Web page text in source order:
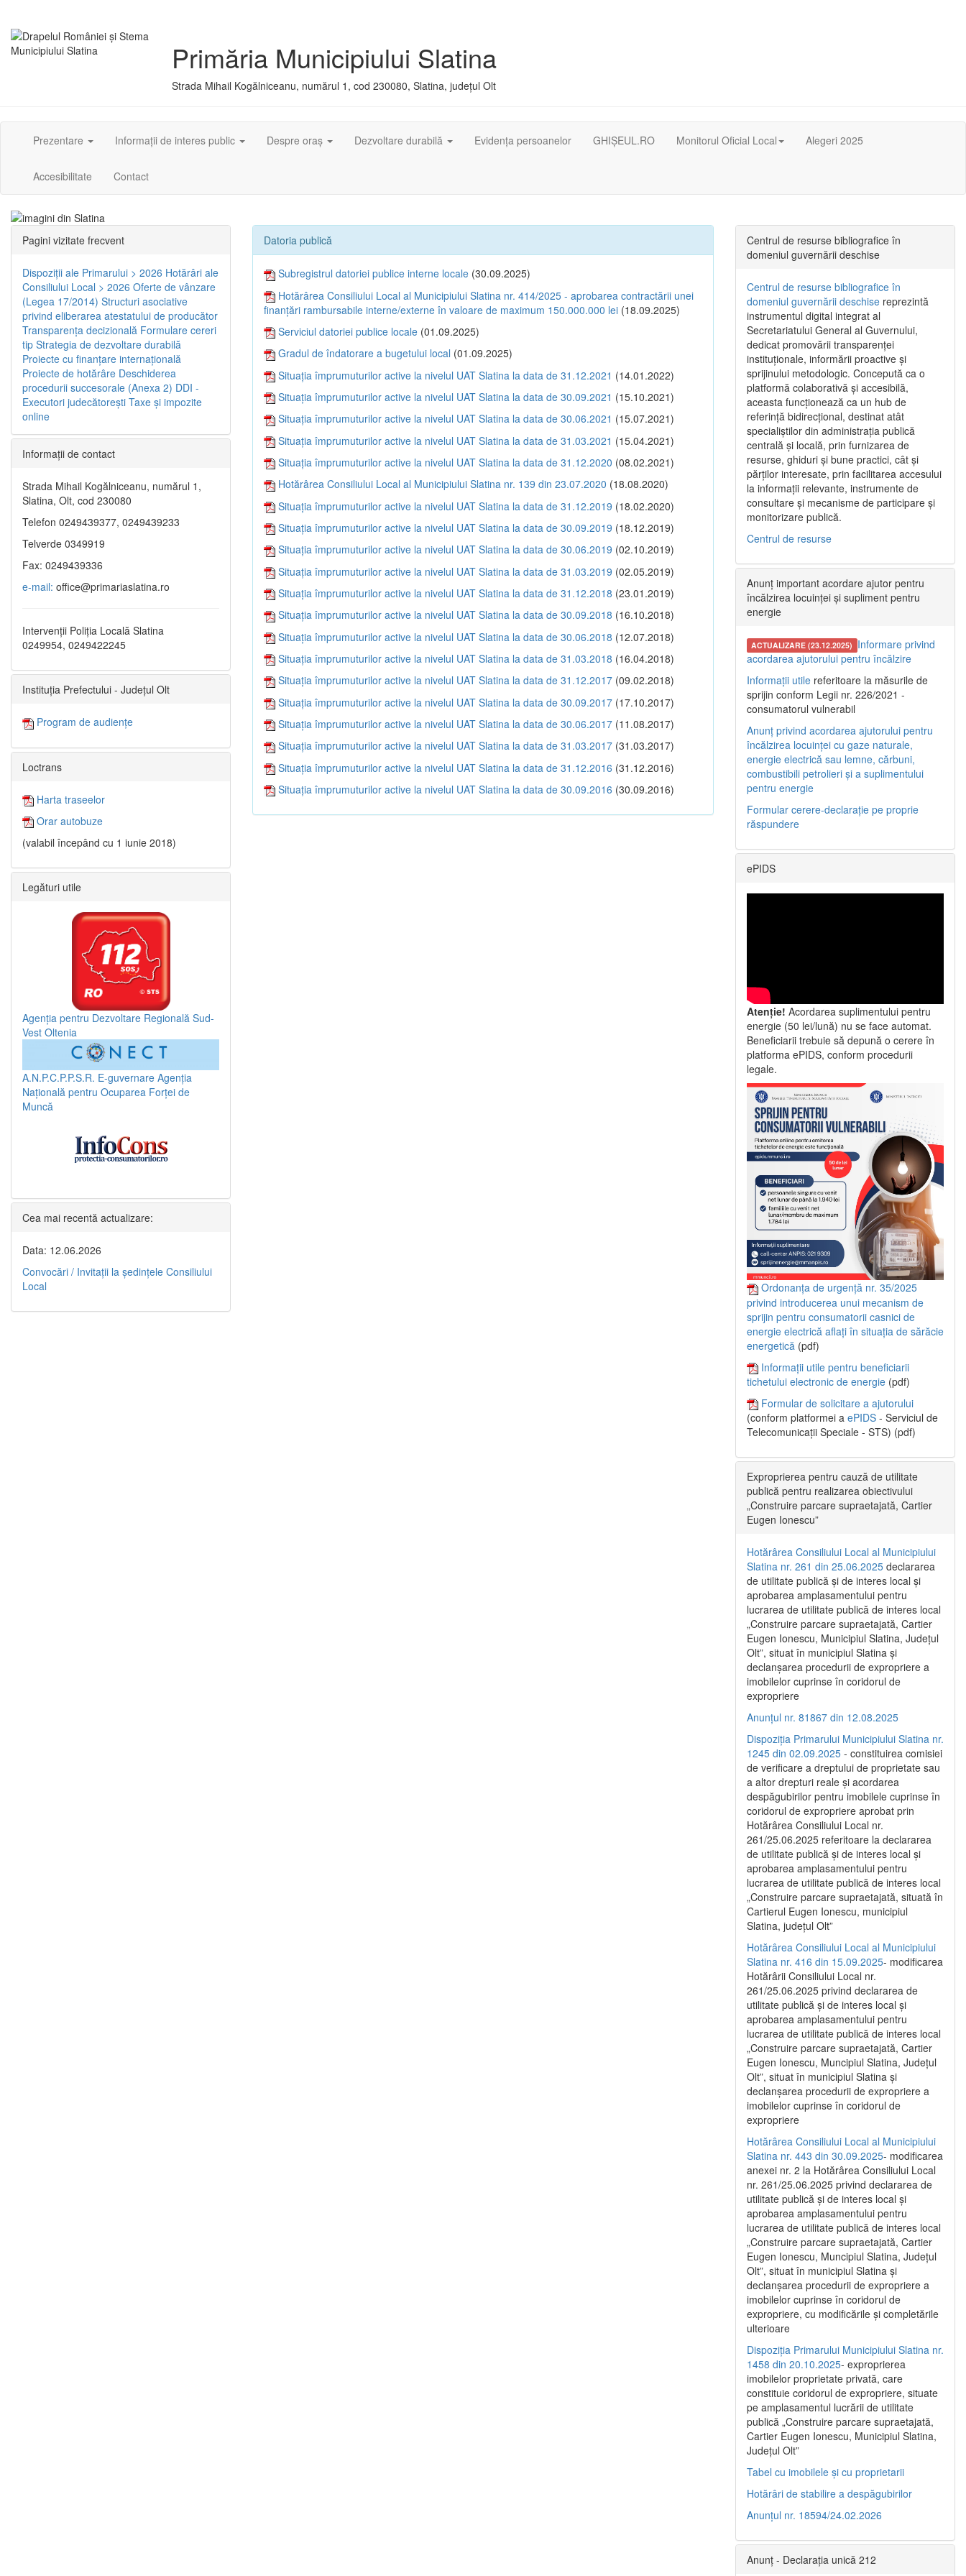
Primăria Municipiului Slatina
Strada Mihail Kogălniceanu, numărul 1, cod 230080, Slatina, județul Olt
Prezentare Informații de interes public Despre oraș Dezvoltare durabilă Evidența persoanelor GHIȘEUL.RO Monitorul Oficial Local Alegeri 2025
Accesibilitate Contact
Datoria publică
Subregistrul datoriei publice interne locale (30.09.2025)
Hotărârea Consiliului Local al Municipiului Slatina nr. 414/2025 - aprobarea contractării unei
finanțări rambursabile interne/externe în valoare de maximum 150.000.000 lei (18.09.2025)
Serviciul datoriei publice locale (01.09.2025)
Gradul de îndatorare a bugetului local (01.09.2025)
Situația împrumuturilor active la nivelul UAT Slatina la data de 31.12.2021 (14.01.2022)
Situația împrumuturilor active la nivelul UAT Slatina la data de 30.09.2021 (15.10.2021)
Situația împrumuturilor active la nivelul UAT Slatina la data de 30.06.2021 (15.07.2021)
Situația împrumuturilor active la nivelul UAT Slatina la data de 31.03.2021 (15.04.2021)
Situația împrumuturilor active la nivelul UAT Slatina la data de 31.12.2020 (08.02.2021)
Hotărârea Consiliului Local al Municipiului Slatina nr. 139 din 23.07.2020 (18.08.2020)
Situația împrumuturilor active la nivelul UAT Slatina la data de 31.12.2019 (18.02.2020)
Situația împrumuturilor active la nivelul UAT Slatina la data de 30.09.2019 (18.12.2019)
Situația împrumuturilor active la nivelul UAT Slatina la data de 30.06.2019 (02.10.2019)
Situația împrumuturilor active la nivelul UAT Slatina la data de 31.03.2019 (02.05.2019)
Situația împrumuturilor active la nivelul UAT Slatina la data de 31.12.2018 (23.01.2019)
Situația împrumuturilor active la nivelul UAT Slatina la data de 30.09.2018 (16.10.2018)
Situația împrumuturilor active la nivelul UAT Slatina la data de 30.06.2018 (12.07.2018)
Situația împrumuturilor active la nivelul UAT Slatina la data de 31.03.2018 (16.04.2018)
Situația împrumuturilor active la nivelul UAT Slatina la data de 31.12.2017 (09.02.2018)
Situația împrumuturilor active la nivelul UAT Slatina la data de 30.09.2017 (17.10.2017)
Situația împrumuturilor active la nivelul UAT Slatina la data de 30.06.2017 (11.08.2017)
Situația împrumuturilor active la nivelul UAT Slatina la data de 31.03.2017 (31.03.2017)
Situația împrumuturilor active la nivelul UAT Slatina la data de 31.12.2016 (31.12.2016)
Situația împrumuturilor active la nivelul UAT Slatina la data de 30.09.2016 (30.09.2016)
Pagini vizitate frecvent
Dispoziţii ale Primarului > 2026 Hotărâri ale
Consiliului Local > 2026 Oferte de vânzare
(Legea 17/2014) Structuri asociative
privind eliberarea atestatului de producător
Transparenţa decizională Formulare cereri
tip Strategia de dezvoltare durabilă
Proiecte cu finanţare internaţională
Proiecte de hotărâre Deschiderea
procedurii succesorale (Anexa 2) DDI -
Executori judecătorești Taxe şi impozite
online
Informaţii de contact
Strada Mihail Kogălniceanu, numărul 1,
Slatina, Olt, cod 230080
Telefon 0249439377, 0249439233
Telverde 0349919
Fax: 0249439336
e-mail: office@primariaslatina.ro
Intervenții Poliția Locală Slatina
0249954, 0249422245
Instituția Prefectului - Județul Olt
Program de audiențe
Loctrans
Harta traseelor
Orar autobuze
(valabil începând cu 1 iunie 2018)
Legături utile
Agenția pentru Dezvoltare Regională Sud-
Vest Oltenia
A.N.P.C.P.P.S.R. E-guvernare Agenția
Națională pentru Ocuparea Forței de
Muncă
Cea mai recentă actualizare:
Data: 12.06.2026
Convocări / Invitaţii la şedinţele Consiliului
Local
Centrul de resurse bibliografice în
domeniul guvernării deschise
Centrul de resurse bibliografice în
domeniul guvernării deschise reprezintă
instrumentul digital integrat al
Secretariatului General al Guvernului,
dedicat promovării transparenței
instituționale, informării proactive și
sprijinului metodologic. Concepută ca o
platformă colaborativă și accesibilă,
aceasta funcționează ca un hub de
referință bidirecțional, destinat atât
specialiștilor din administrația publică
centrală și locală, prin furnizarea de
resurse, ghiduri și bune practici, cât și
părților interesate, prin facilitarea accesului
la informații relevante, instrumente de
consultare și mecanisme de participare și
monitorizare publică.
Centrul de resurse
Anunț important acordare ajutor pentru
încălzirea locuinței și supliment pentru
energie
ACTUALIZARE (23.12.2025) Informare privind
acordarea ajutorului pentru încălzire
Informații utile referitoare la măsurile de
sprijin conform Legii nr. 226/2021 -
consumatorul vulnerabil
Anunț privind acordarea ajutorului pentru
încălzirea locuinței cu gaze naturale,
energie electrică sau lemne, cărbuni,
combustibili petrolieri și a suplimentului
pentru energie
Formular cerere-declarație pe proprie
răspundere
ePIDS
Atenție! Acordarea suplimentului pentru
energie (50 lei/lună) nu se face automat.
Beneficiarii trebuie să depună o cerere în
platforma ePIDS, conform procedurii
legale.
Ordonanța de urgență nr. 35/2025
privind introducerea unui mecanism de
sprijin pentru consumatorii casnici de
energie electrică aflați în situația de sărăcie
energetică (pdf)
Informații utile pentru beneficiarii
tichetului electronic de energie (pdf)
Formular de solicitare a ajutorului
(conform platformei a ePIDS - Serviciul de
Telecomunicații Speciale - STS) (pdf)
Exproprierea pentru cauză de utilitate
publică pentru realizarea obiectivului
„Construire parcare supraetajată, Cartier
Eugen Ionescu”
Hotărârea Consiliului Local al Municipiului
Slatina nr. 261 din 25.06.2025 declararea
de utilitate publică și de interes local și
aprobarea amplasamentului pentru
lucrarea de utilitate publică de interes local
„Construire parcare supraetajată, Cartier
Eugen Ionescu, Municipiul Slatina, Județul
Olt”, situat în municipiul Slatina și
declanșarea procedurii de expropriere a
imobilelor cuprinse în coridorul de
expropriere
Anunțul nr. 81867 din 12.08.2025
Dispoziția Primarului Municipiului Slatina nr.
1245 din 02.09.2025 - constituirea comisiei
de verificare a dreptului de proprietate sau
a altor drepturi reale și acordarea
despăgubirilor pentru imobilele cuprinse în
coridorul de expropriere aprobat prin
Hotărârea Consiliului Local nr.
261/25.06.2025 referitoare la declararea
de utilitate publică și de interes local și
aprobarea amplasamentului pentru
lucrarea de utilitate publică de interes local
„Construire parcare supraetajată, situată în
Cartierul Eugen Ionescu, municipiul
Slatina, județul Olt”
Hotărârea Consiliului Local al Municipiului
Slatina nr. 416 din 15.09.2025- modificarea
Hotărârii Consiliului Local nr.
261/25.06.2025 privind declararea de
utilitate publică și de interes local și
aprobarea amplasamentului pentru
lucrarea de utilitate publică de interes local
„Construire parcare supraetajată, Cartier
Eugen Ionescu, Muncipiul Slatina, Județul
Olt”, situat în municipiul Slatina și
declanșarea procedurii de expropriere a
imobilelor cuprinse în coridorul de
expropriere
Hotărârea Consiliului Local al Municipiului
Slatina nr. 443 din 30.09.2025- modificarea
anexei nr. 2 la Hotărârea Consiliului Local
nr. 261/25.06.2025 privind declararea de
utilitate publică şi de interes local şi
aprobarea amplasamentului pentru
lucrarea de utilitate publică de interes local
„Construire parcare supraetajată, Cartier
Eugen Ionescu, Muncipiul Slatina, Judeţul
Olt”, situat în municipiul Slatina şi
declanşarea procedurii de expropriere a
imobilelor cuprinse în coridorul de
expropriere, cu modificările şi completările
ulterioare
Dispoziția Primarului Municipiului Slatina nr.
1458 din 20.10.2025- exproprierea
imobilelor proprietate privată, care
constituie coridorul de expropriere, situate
pe amplasamentul lucrării de utilitate
publică „Construire parcare supraetajată,
Cartier Eugen Ionescu, Municipiul Slatina,
Județul Olt”
Tabel cu imobilele și cu proprietarii
Hotărâri de stabilire a despăgubirilor
Anunțul nr. 18594/24.02.2026
Anunț - Declarația unică 212